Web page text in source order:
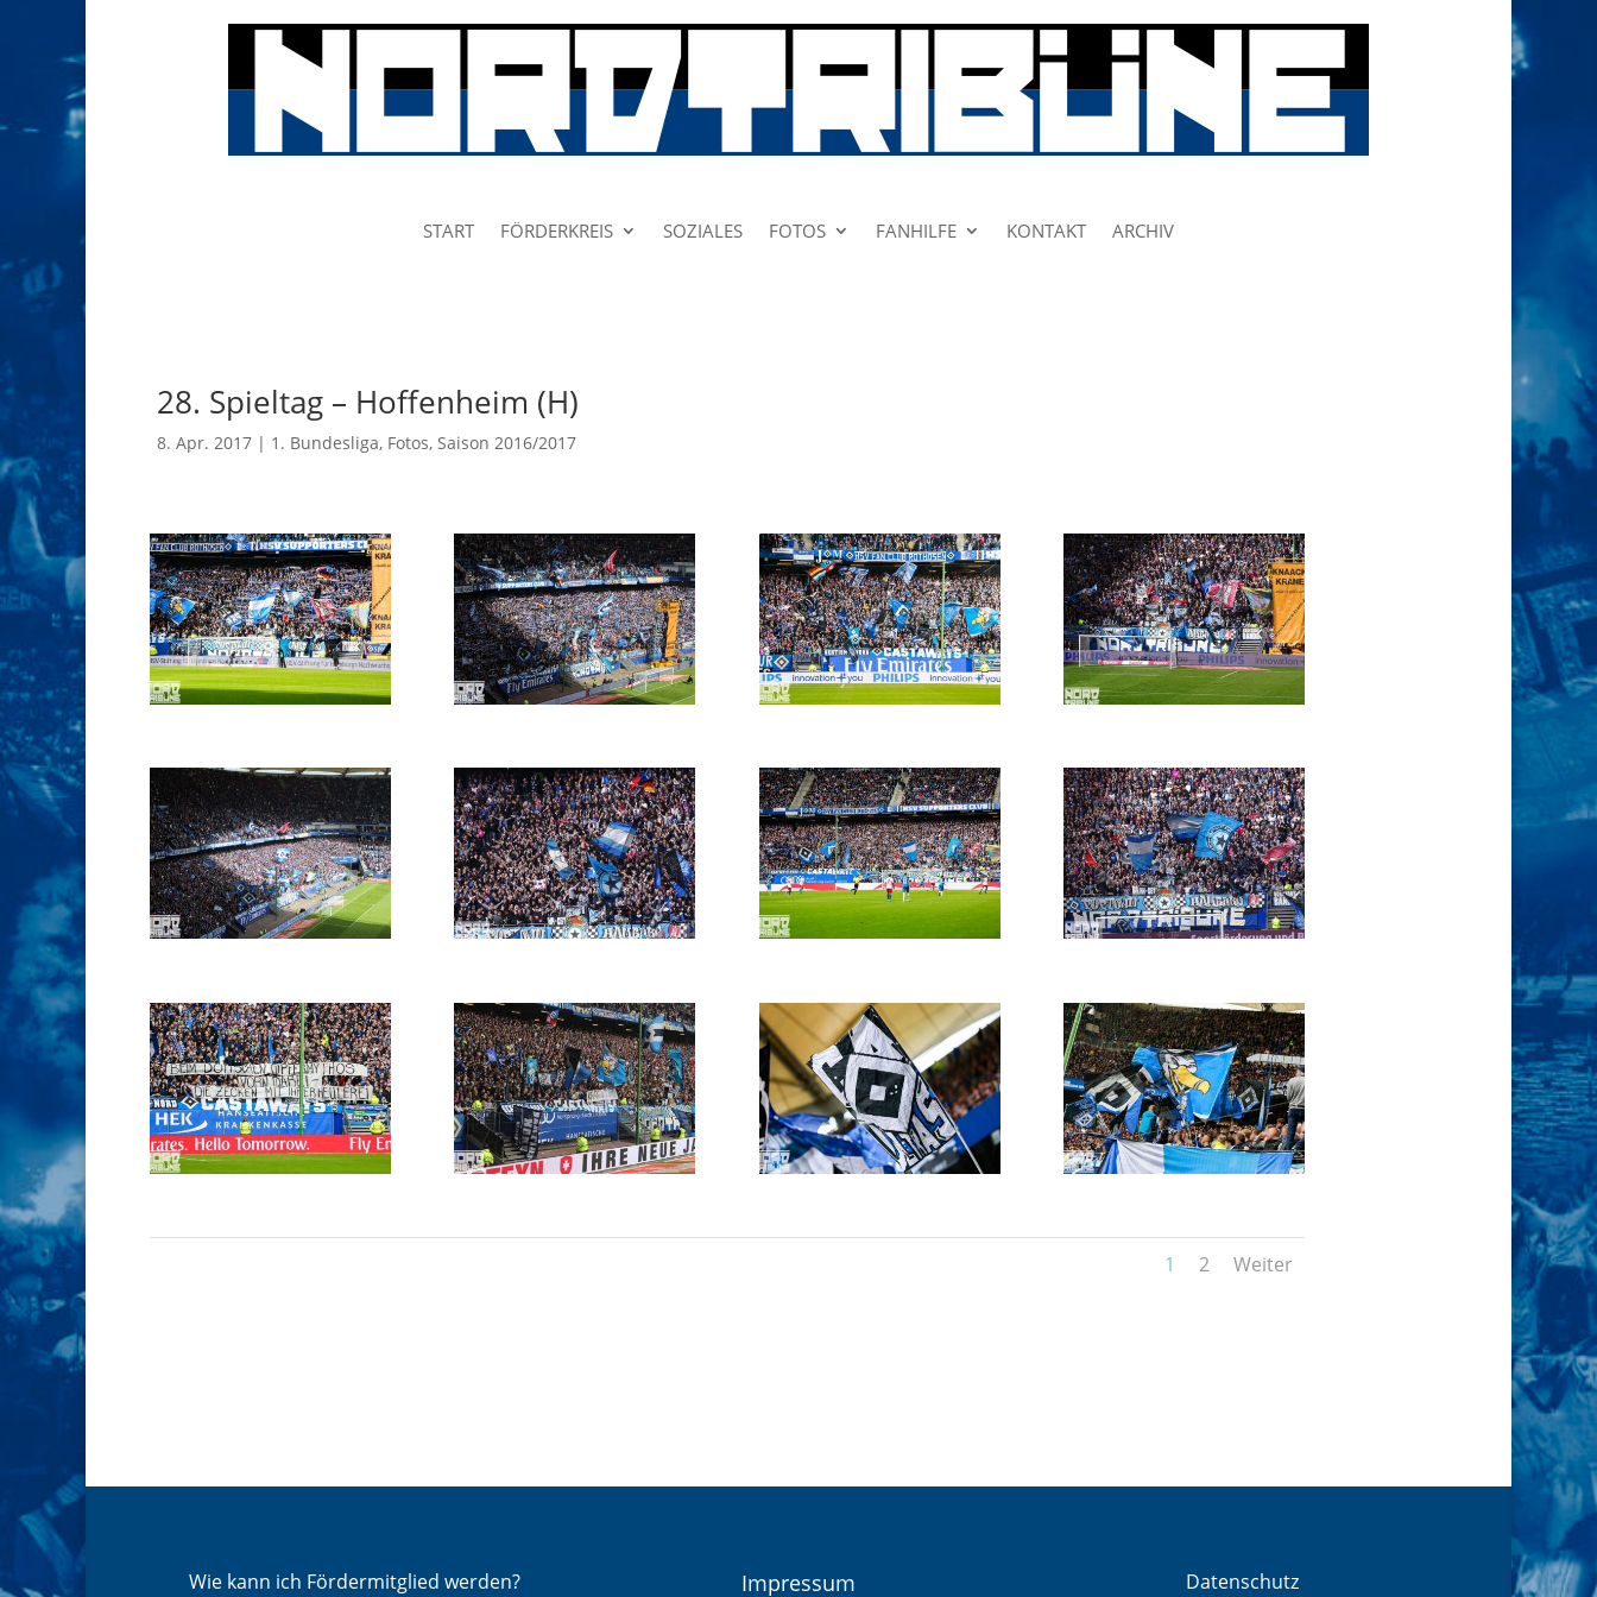
START FÖRDERKREIS SOZIALES FOTOS FANHILFE KONTAKT ARCHIV
28. Spieltag – Hoffenheim (H)
8. Apr. 2017 | 1. Bundesliga, Fotos, Saison 2016/2017
1 2 Weiter
Wie kann ich Fördermitglied werden? Impressum Datenschutz